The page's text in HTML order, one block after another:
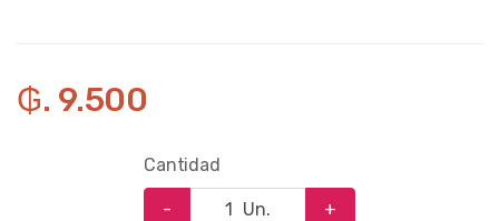
₲. 9.500
Cantidad
- Un. +